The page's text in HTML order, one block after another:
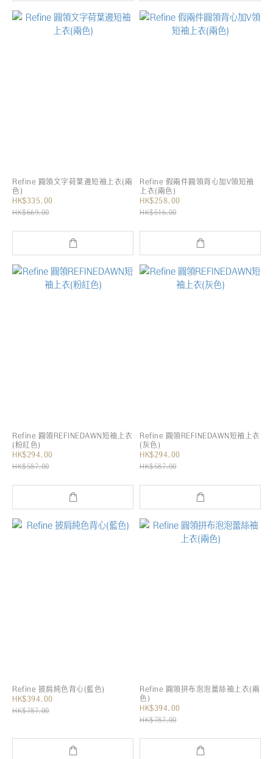
Refine 圓領文字荷葉邊短袖上衣(兩
色)
HK$335.00
HK$669.00
Refine 假兩件圓領背心加V領短袖
上衣(兩色)
HK$258.00
HK$516.00
Refine 圓領REFINEDAWN短袖上衣
(粉紅色)
HK$294.00
HK$587.00
Refine 圓領REFINEDAWN短袖上衣
(灰色)
HK$294.00
HK$587.00
Refine 披肩純色背心(藍色)
HK$394.00
HK$787.00
Refine 圓領拼布泡泡蕾絲袖上衣(兩
色)
HK$394.00
HK$787.00